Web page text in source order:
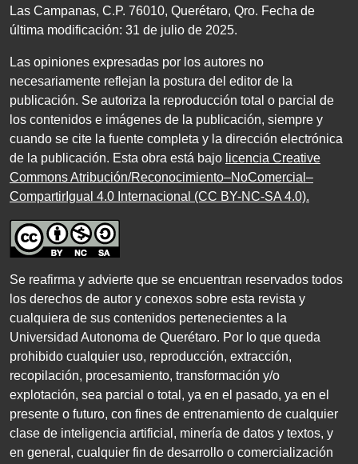
Las Campanas, C.P. 76010, Querétaro, Qro. Fecha de
última modificación: 31 de julio de 2025.
Las opiniones expresadas por los autores no
necesariamente reflejan la postura del editor de la
publicación. Se autoriza la reproducción total o parcial de
los contenidos e imágenes de la publicación, siempre y
cuando se cite la fuente completa y la dirección electrónica
de la publicación. Esta obra está bajo licencia Creative
Commons Atribución/Reconocimiento–NoComercial–
CompartirIgual 4.0 Internacional (CC BY-NC-SA 4.0).
Se reafirma y advierte que se encuentran reservados todos
los derechos de autor y conexos sobre esta revista y
cualquiera de sus contenidos pertenecientes a la
Universidad Autonoma de Querétaro. Por lo que queda
prohibido cualquier uso, reproducción, extracción,
recopilación, procesamiento, transformación y/o
explotación, sea parcial o total, ya en el pasado, ya en el
presente o futuro, con fines de entrenamiento de cualquier
clase de inteligencia artificial, minería de datos y textos, y
en general, cualquier fin de desarrollo o comercialización